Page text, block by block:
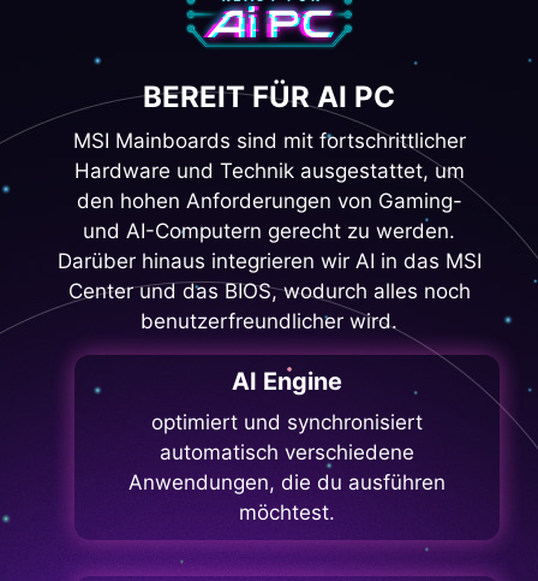
BEREIT FÜR AI PC
MSI Mainboards sind mit fortschrittlicher
Hardware und Technik ausgestattet, um
den hohen Anforderungen von Gaming-
und AI-Computern gerecht zu werden.
Darüber hinaus integrieren wir AI in das MSI
Center und das BIOS, wodurch alles noch
benutzerfreundlicher wird.
AI Engine
optimiert und synchronisiert
automatisch verschiedene
Anwendungen, die du ausführen
möchtest.